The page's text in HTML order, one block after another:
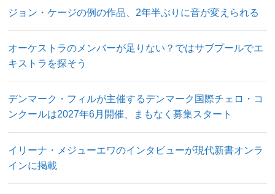
ジョン・ケージの例の作品、2年半ぶりに音が変えられる
オーケストラのメンバーが足りない？ではサブプールでエ
キストラを探そう
デンマーク・フィルが主催するデンマーク国際チェロ・コ
ンクールは2027年6月開催、まもなく募集スタート
イリーナ・メジューエワのインタビューが現代新書オンラ
インに掲載